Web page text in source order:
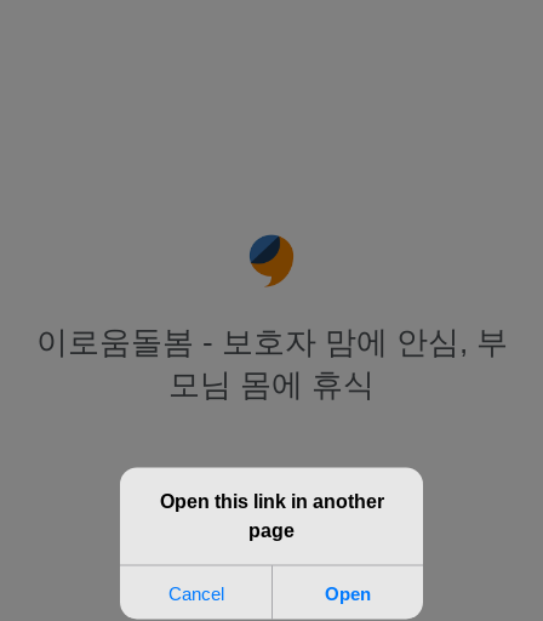
이로움돌봄 - 보호자 맘에 안심, 부
모님 몸에 휴식